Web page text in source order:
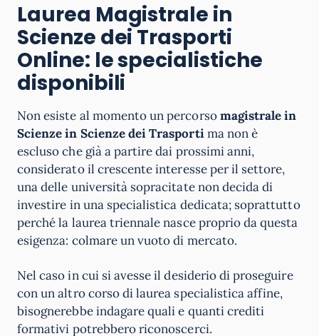
Laurea Magistrale in
Scienze dei Trasporti
Online: le specialistiche
disponibili
Non esiste al momento un percorsomagistrale in
Scienze in Scienze dei Trasportima non è
escluso che già a partire dai prossimi anni,
considerato il crescente interesse per il settore,
una delle università sopracitate non decida di
investire in una specialistica dedicata; soprattutto
perché la laurea triennale nasce proprio da questa
esigenza: colmare un vuoto di mercato.
Nel caso in cui si avesse il desiderio di proseguire
con un altro corso di laurea specialistica affine,
bisognerebbe indagare quali e quanti crediti
formativi potrebbero riconoscerci.